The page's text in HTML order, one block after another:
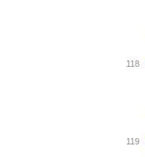
118
119